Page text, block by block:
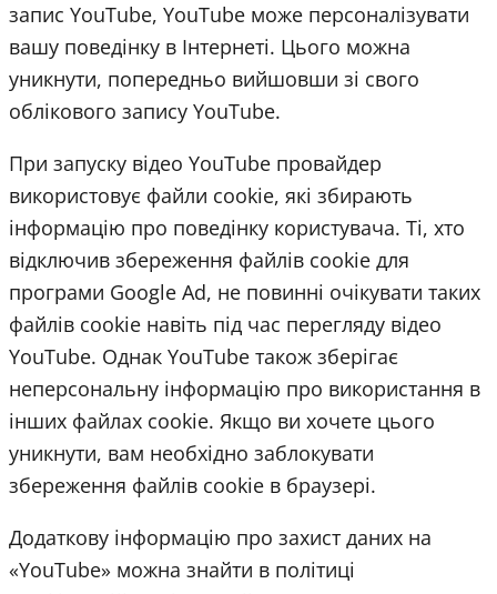
запис YouTube, YouTube може персоналізувати
вашу поведінку в Інтернеті. Цього можна
уникнути, попередньо вийшовши зі свого
облікового запису YouTube.
При запуску відео YouTube провайдер
використовує файли cookie, які збирають
інформацію про поведінку користувача. Ті, хто
відключив збереження файлів cookie для
програми Google Ad, не повинні очікувати таких
файлів cookie навіть під час перегляду відео
YouTube. Однак YouTube також зберігає
неперсональну інформацію про використання в
інших файлах cookie. Якщо ви хочете цього
уникнути, вам необхідно заблокувати
збереження файлів cookie в браузері.
Додаткову інформацію про захист даних на
«YouTube» можна знайти в політиці